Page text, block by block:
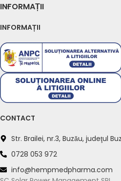
INFORMAȚII
INFORMAȚII
CONTACT
Str. Brailei, nr.3, Buzău, judeţul
0728 053 972
info@hempmedpharma.com
Suport Whatsapp
Răspundem în 5–10 minute
Program: L-V 09:00–18:00
Bună! Am o întrebare despre:
Vreau mai multe informații